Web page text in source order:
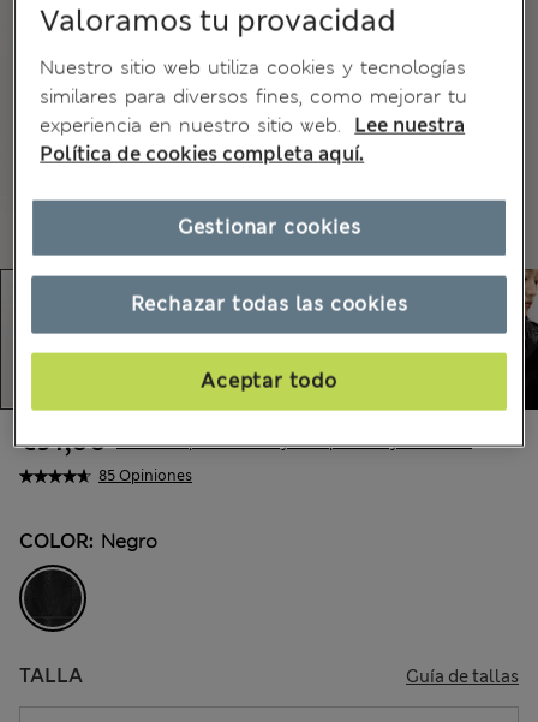
85 Opiniones
€91,00 Todos los precios incluyen impuestos y aranceles
COLOR: Negro
TALLA Guía de tallas
Valoramos tu provacidad
Nuestro sitio web utiliza cookies y tecnologías
similares para diversos fines, como mejorar tu
experiencia en nuestro sitio web.
Lee nuestra
Política de cookies completa aquí.
Rechazar todas las cookies
Aceptar todo
Gestionar cookies